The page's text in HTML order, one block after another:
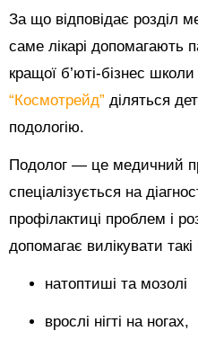
За що відповідає розділ
саме лікарі допомагають
кращої б’юті-бізнес
“Космотрейд” діляться
подологію.
Подолог — це медичний
спеціалізується на
профілактиці проблем і
допомагає вилікувати такі
натоптиші та мозолі
врослі нігті на ногах,